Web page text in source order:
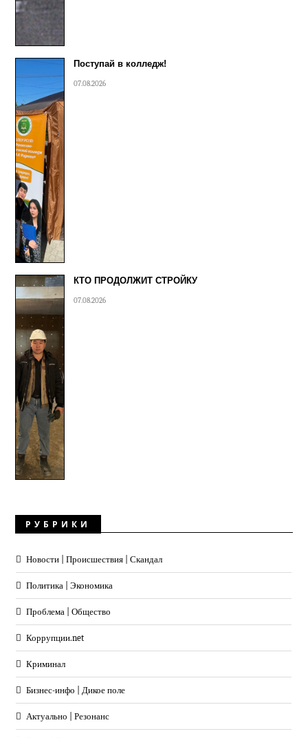
Поступай в колледж!
07.08.2026
КТО ПРОДОЛЖИТ СТРОЙКУ
07.08.2026
РУБРИКИ
Новости | Происшествия | Скандал
Политика | Экономика
Проблема | Общество
Коррупции.net
Криминал
Бизнес-инфо | Дикое поле
Актуально | Резонанс